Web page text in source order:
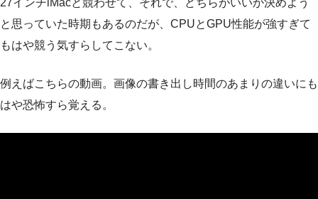
27インチiMacと競わせて、それで、どちらがいいか決めよう
と思っていた時期もあるのだが、CPUとGPU性能が強すぎて
もはや競う気すらしてこない。
例えばこちらの動画。画像の書き出し時間のあまりの違いにも
はや恐怖すら覚える。